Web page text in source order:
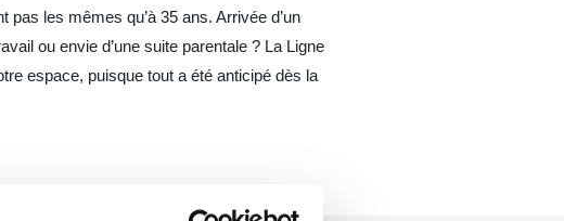
les mêmes qu’à 35 ans. Arrivée d’un
ou envie d’une suite parentale ? La Ligne
espace, puisque tout a été anticipé dès la